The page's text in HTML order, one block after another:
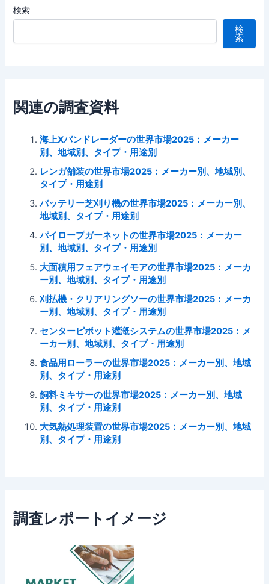
検索
検
索
関連の調査資料
海上Xバンドレーダーの世界市場2025：メーカー
別、地域別、タイプ・用途別
レンガ舗装の世界市場2025：メーカー別、地域別、
タイプ・用途別
バッテリー芝刈り機の世界市場2025：メーカー別、
地域別、タイプ・用途別
パイロープガーネットの世界市場2025：メーカー
別、地域別、タイプ・用途別
大面積用フェアウェイモアの世界市場2025：メーカ
ー別、地域別、タイプ・用途別
刈払機・クリアリングソーの世界市場2025：メーカ
ー別、地域別、タイプ・用途別
センターピボット灌漑システムの世界市場2025：メ
ーカー別、地域別、タイプ・用途別
食品用ローラーの世界市場2025：メーカー別、地域
別、タイプ・用途別
飼料ミキサーの世界市場2025：メーカー別、地域
別、タイプ・用途別
大気熱処理装置の世界市場2025：メーカー別、地域
別、タイプ・用途別
調査レポートイメージ